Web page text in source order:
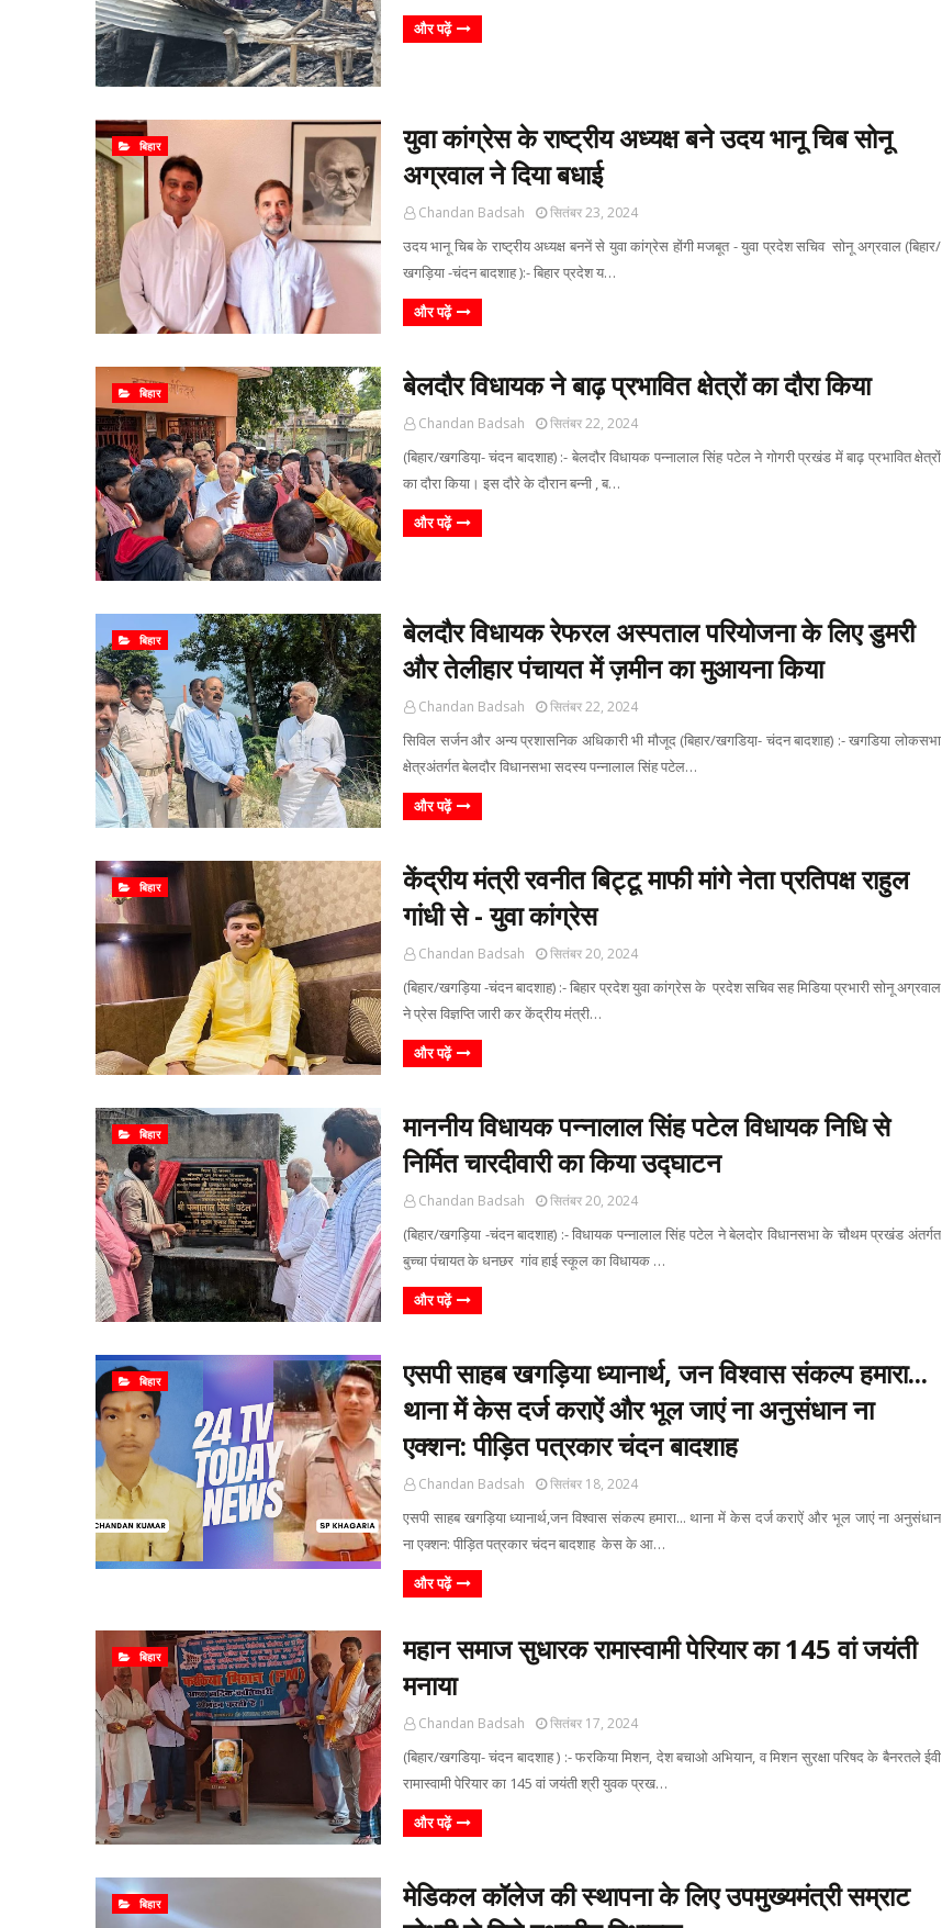
और पढ़ें
बिहार
युवा कांग्रेस के राष्ट्रीय अध्यक्ष बने उदय भानू चिब सोनू
अग्रवाल ने दिया बधाई
Chandan Badsah सितंबर 23, 2024
उदय भानू चिब के राष्ट्रीय अध्यक्ष बननें से युवा कांग्रेस होंगी मजबूत - युवा प्रदेश सचिव सोनू अग्रवाल (बिहार/
खगड़िया -चंदन बादशाह ):- बिहार प्रदेश य…
और पढ़ें
बिहार बेलदौर विधायक ने बाढ़ प्रभावित क्षेत्रों का दौरा किया
Chandan Badsah सितंबर 22, 2024
(बिहार/खगडिया़- चंदन बादशाह) :- बेलदौर विधायक पन्नालाल सिंह पटेल ने गोगरी प्रखंड में बाढ़ प्रभावित क्षेत्रों
का दौरा किया। इस दौरे के दौरान बन्नी , ब…
और पढ़ें
बिहार
बेलदौर विधायक रेफरल अस्पताल परियोजना के लिए डुमरी
और तेलीहार पंचायत में ज़मीन का मुआयना किया
Chandan Badsah सितंबर 22, 2024
सिविल सर्जन और अन्य प्रशासनिक अधिकारी भी मौजूद (बिहार/खगडिया़- चंदन बादशाह) :- खगडिया लोकसभा
क्षेत्रअंतर्गत बेलदौर विधानसभा सदस्य पन्नालाल सिंह पटेल…
और पढ़ें
बिहार
केंद्रीय मंत्री रवनीत बिट्टू माफी मांगे नेता प्रतिपक्ष राहुल
गांधी से - युवा कांग्रेस
Chandan Badsah सितंबर 20, 2024
(बिहार/खगड़िया -चंदन बादशाह) :- बिहार प्रदेश युवा कांग्रेस के प्रदेश सचिव सह मिडिया प्रभारी सोनू अग्रवाल
ने प्रेस विज्ञप्ति जारी कर केंद्रीय मंत्री…
और पढ़ें
बिहार
माननीय विधायक पन्नालाल सिंह पटेल विधायक निधि से
निर्मित चारदीवारी का किया उद्घाटन
Chandan Badsah सितंबर 20, 2024
(बिहार/खगड़िया -चंदन बादशाह) :- विधायक पन्नालाल सिंह पटेल ने बेलदोर विधानसभा के चौथम प्रखंड अंतर्गत
बुच्चा पंचायत के धनछर गांव हाई स्कूल का विधायक …
और पढ़ें
बिहार
एसपी साहब खगड़िया ध्यानार्थ, जन विश्वास संकल्प हमारा...
थाना में केस दर्ज कराऐं और भूल जाएं ना अनुसंधान ना
एक्शन: पीड़ित पत्रकार चंदन बादशाह
Chandan Badsah सितंबर 18, 2024
एसपी साहब खगड़िया ध्यानार्थ,जन विश्वास संकल्प हमारा... थाना में केस दर्ज कराऐं और भूल जाएं ना अनुसंधान
ना एक्शन: पीड़ित पत्रकार चंदन बादशाह केस के आ…
और पढ़ें
बिहार
महान समाज सुधारक रामास्वामी पेरियार का 145 वां जयंती
मनाया
Chandan Badsah सितंबर 17, 2024
(बिहार/खगडिया़- चंदन बादशाह ) :- फरकिया मिशन, देश बचाओ अभियान, व मिशन सुरक्षा परिषद के बैनरतले ईवी
रामास्वामी पेरियार का 145 वां जयंती श्री युवक प्रख…
और पढ़ें
बिहार
मेडिकल कॉलेज की स्थापना के लिए उपमुख्यमंत्री सम्राट